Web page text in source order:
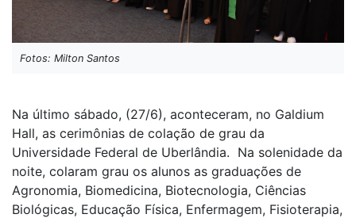
Fotos: Milton Santos
Na último sábado, (27/6), aconteceram, no Galdium
Hall, as cerimônias de colação de grau da
Universidade Federal de Uberlândia. Na solenidade da
noite, colaram grau os alunos as graduações de
Agronomia, Biomedicina, Biotecnologia, Ciências
Biológicas, Educação Física, Enfermagem, Fisioterapia,